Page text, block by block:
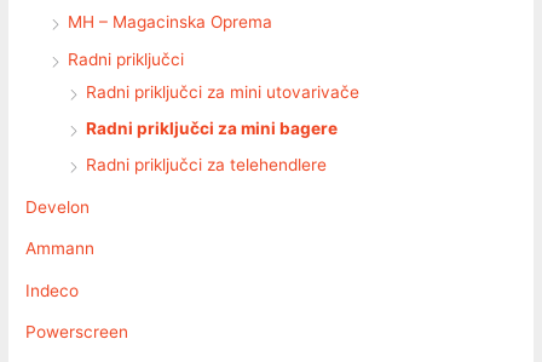
MH – Magacinska Oprema
Radni priključci
Radni priključci za mini utovarivače
Radni priključci za mini bagere
Radni priključci za telehendlere
Develon
Ammann
Indeco
Powerscreen